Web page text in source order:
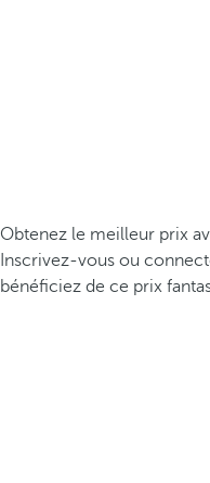
Obtenez le meilleur prix
Inscrivez-vous ou
bénéficiez de ce prix